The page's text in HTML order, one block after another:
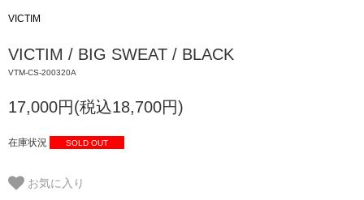
VICTIM
VICTIM / BIG SWEAT / BLACK
VTM-CS-200320A
17,000円(税込18,700円)
在庫状況 SOLD OUT
お気に入り